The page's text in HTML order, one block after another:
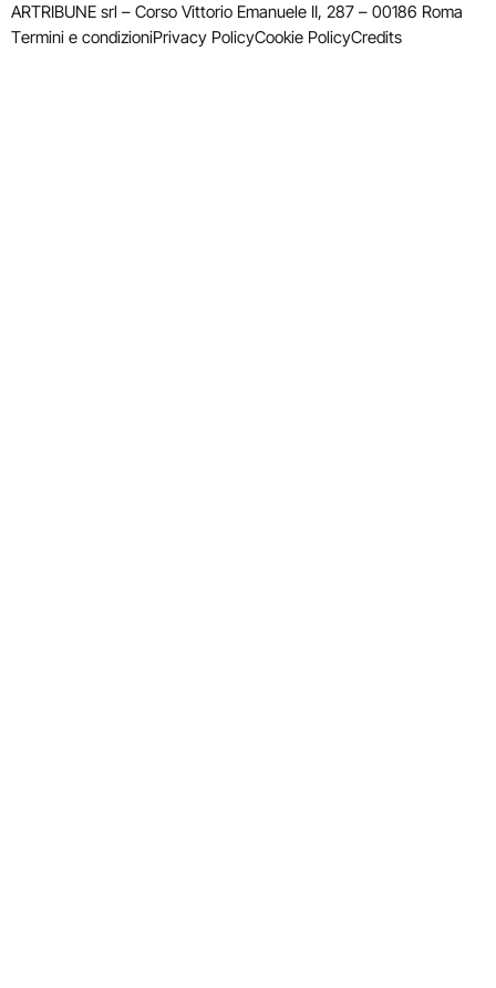
ARTRIBUNE srl – Corso Vittorio Emanuele II, 287 – 00186 Roma
Termini e condizioniPrivacy PolicyCookie PolicyCredits